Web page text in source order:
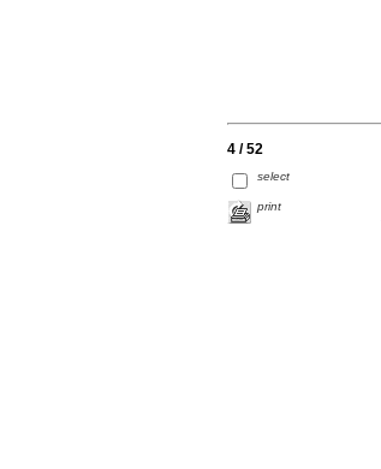
4 / 52
select
print